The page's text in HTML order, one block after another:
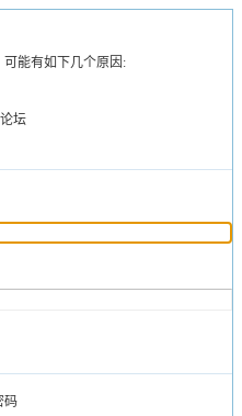
能有如下几个原因:
坛
码